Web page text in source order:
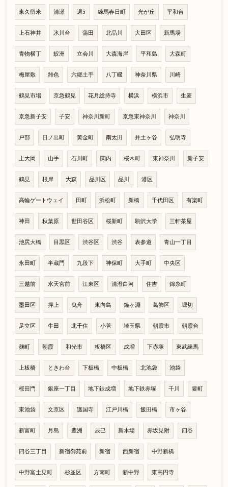
東久留米 清瀬 週5 練馬春日町 光が丘 平和台
上石神井 氷川台 蒲田 北品川 大田区 新馬場
青物横丁 鮫洲 立会川 大森海岸 平和島 大森町
梅屋敷 雑色 六郷土手 八丁畷 神奈川県 川崎
鶴見市場 京急鶴見 花月総持寺 横浜 横浜市 生麦
京急新子安 子安 神奈川新町 京急東神奈川 神奈川
戸部 日ノ出町 黄金町 南太田 井土ヶ谷 弘明寺
上大岡 山手 石川町 関内 桜木町 東神奈川 新子安
鶴見 根岸 大森 品川区 品川 港区
高輪ゲートウェイ 田町 浜松町 新橋 千代田区 有楽町
神田 秋葉原 世田谷区 桜新町 駒沢大学 三軒茶屋
池尻大橋 目黒区 渋谷区 渋谷 表参道 青山一丁目
永田町 半蔵門 九段下 神保町 大手町 中央区
三越前 水天宮前 江東区 清澄白河 住吉 錦糸町
墨田区 押上 曳舟 東向島 鐘ヶ淵 葛飾区 堀切
足立区 牛田 北千住 小菅 埼玉県 朝霞市 朝霞台
麹町 朝霞 和光市 板橋区 成増 下赤塚 東武練馬
上板橋 ときわ台 下板橋 中板橋 北池袋 池袋
桜田門 銀座一丁目 地下鉄成増 地下鉄赤塚 千川 要町
東池袋 文京区 護国寺 江戸川橋 飯田橋 市ヶ谷
新富町 月島 豊洲 辰巳 新木場 赤坂見附 四谷
四谷三丁目 新宿御苑前 新宿 西新宿 中野新橋
中野富士見町 杉並区 方南町 新中野 東高円寺